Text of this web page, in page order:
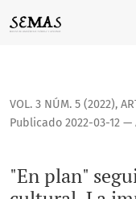
"En plan" seguido
VOL. 3 NÚM. 5 (2022),
"En plan"
Publicado 2022-03-12